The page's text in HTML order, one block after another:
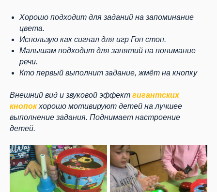
Хорошо подходит для заданий на запоминание
цвета.
Использую как сигнал для игр Гоп стоп.
Малышам подходит для занятий на понимание
речи.
Кто первый выполнит задание, жмёт на кнопку
Внешний вид и звуковой эффект гигантских
кнопокхорошо мотивируют детей на лучшее
выполнение задания. Поднимает настроение
детей.